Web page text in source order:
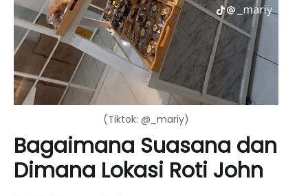
(Tiktok: @_mariy)
Bagaimana Suasana dan
Dimana Lokasi Roti John